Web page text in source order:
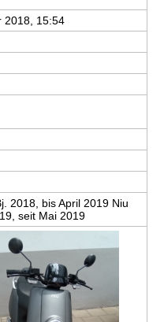
2018, 15:54
2018, bis April 2019 Niu
seit Mai 2019